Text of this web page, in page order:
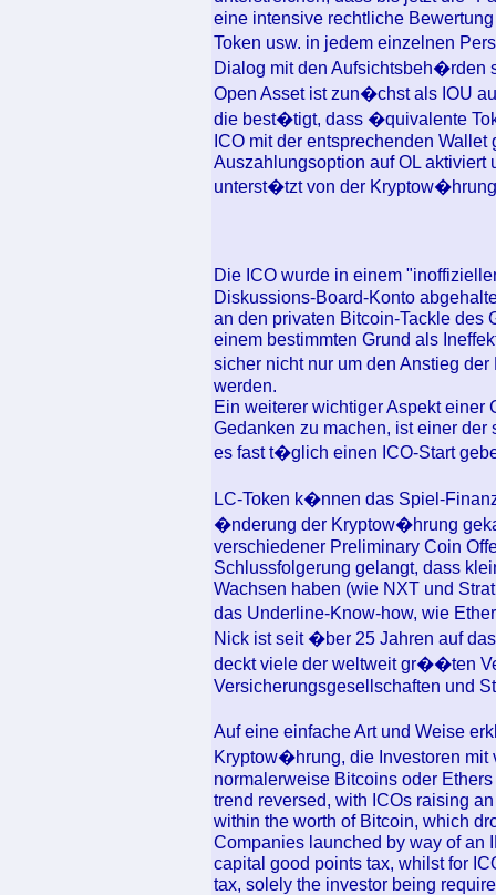
eine intensive rechtliche
Token usw. in jedem einzelnen
Dialog mit den Aufsichtsbeh�rden
Open Asset ist zun�chst als IOU
die best�tigt, dass �quivalente
ICO mit der entsprechenden
Auszahlungsoption auf OL
unterst�tzt von der
Die ICO wurde in einem
Diskussions-Board-Konto
an den privaten Bitcoin-Tackle des
einem bestimmten Grund als
sicher nicht nur um den Anstieg
werden.
Ein weiterer wichtiger Aspekt
Gedanken zu machen, ist einer
es fast t�glich einen ICO-Start
LC-Token k�nnen das Spiel-
�nderung der Kryptow�hrung
verschiedener Preliminary Coin
Schlussfolgerung gelangt, dass
Wachsen haben (wie NXT und
das Underline-Know-how, wie
Nick ist seit �ber 25 Jahren auf
deckt viele der weltweit gr��ten
Versicherungsgesellschaften und
Auf eine einfache Art und Weise
Kryptow�hrung, die Investoren
normalerweise Bitcoins oder
trend reversed, with ICOs raising
within the worth of Bitcoin, which
Companies launched by way of an
capital good points tax, whilst for
tax, solely the investor being